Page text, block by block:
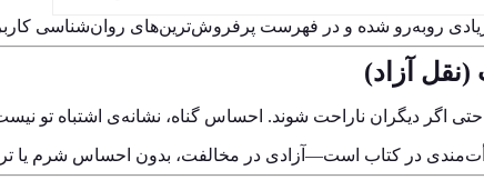
زیادی روبه‌رو شده و در فهرست پرفروش‌ترین‌های روان‌شناسی
آزاد)
اگر دیگران ناراحت شوند. احساس گناه، نشانه‌ی اشتباه تو
در کتاب است—آزادی در مخالفت، بدون احساس شرم یا